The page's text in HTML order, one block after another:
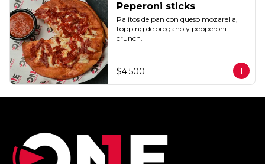
Peperoni sticks
Palitos de pan con queso mozarella,
topping de oregano y pepperoni
crunch.
$4.500